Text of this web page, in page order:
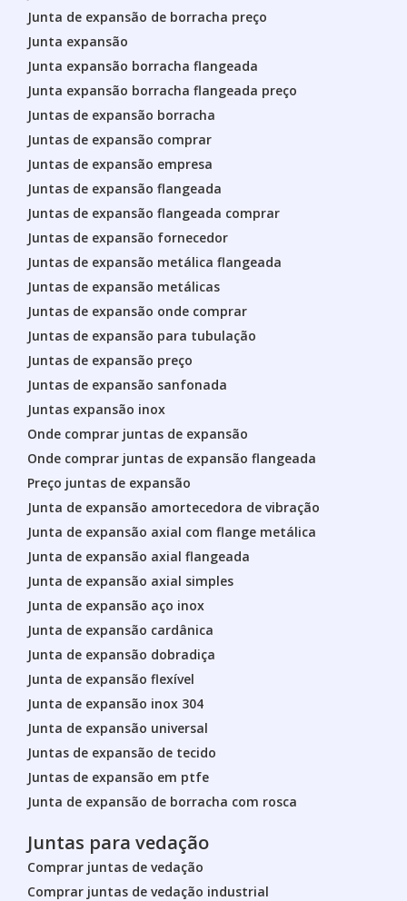
Junta de expansão de borracha preço
Junta expansão
Junta expansão borracha flangeada
Junta expansão borracha flangeada preço
Juntas de expansão borracha
Juntas de expansão comprar
Juntas de expansão empresa
Juntas de expansão flangeada
Juntas de expansão flangeada comprar
Juntas de expansão fornecedor
Juntas de expansão metálica flangeada
Juntas de expansão metálicas
Juntas de expansão onde comprar
Juntas de expansão para tubulação
Juntas de expansão preço
Juntas de expansão sanfonada
Juntas expansão inox
Onde comprar juntas de expansão
Onde comprar juntas de expansão flangeada
Preço juntas de expansão
Junta de expansão amortecedora de vibração
Junta de expansão axial com flange metálica
Junta de expansão axial flangeada
Junta de expansão axial simples
Junta de expansão aço inox
Junta de expansão cardânica
Junta de expansão dobradiça
Junta de expansão flexível
Junta de expansão inox 304
Junta de expansão universal
Juntas de expansão de tecido
Juntas de expansão em ptfe
Junta de expansão de borracha com rosca
Juntas para vedação
Comprar juntas de vedação
Comprar juntas de vedação industrial